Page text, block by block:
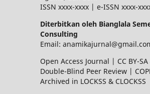
ISSN xxxx-xxxx | e-ISSN xxxx-
Diterbitkan oleh Bianglala
Consulting
Email:
Open Access Journal | CC BY-SA
Double-Blind Peer Review |
Archived in LOCKSS & CLOCKSS